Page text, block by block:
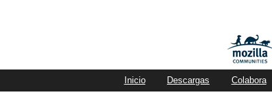
Inicio Descargas Colabora